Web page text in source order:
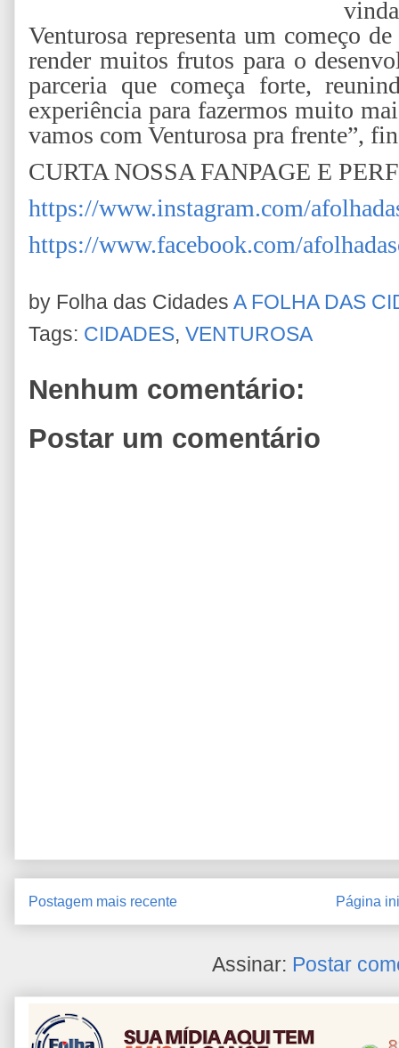
Venturosa representa um começo
render muitos frutos para o
parceria que começa forte,
experiência para fazermos muito
vamos com Venturosa pra frente”,
CURTA NOSSA FANPAGE E
https://www.instagram.com/
https://www.facebook.com/
by Folha das Cidades A FOLHA DAS
Tags: CIDADES, VENTUROSA
Nenhum comentário:
Postar um comentário
Postagem mais recente Página
Assinar: Postar